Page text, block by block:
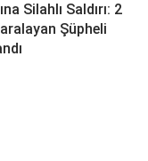
Silahlı Saldırı: 2
Şüpheli